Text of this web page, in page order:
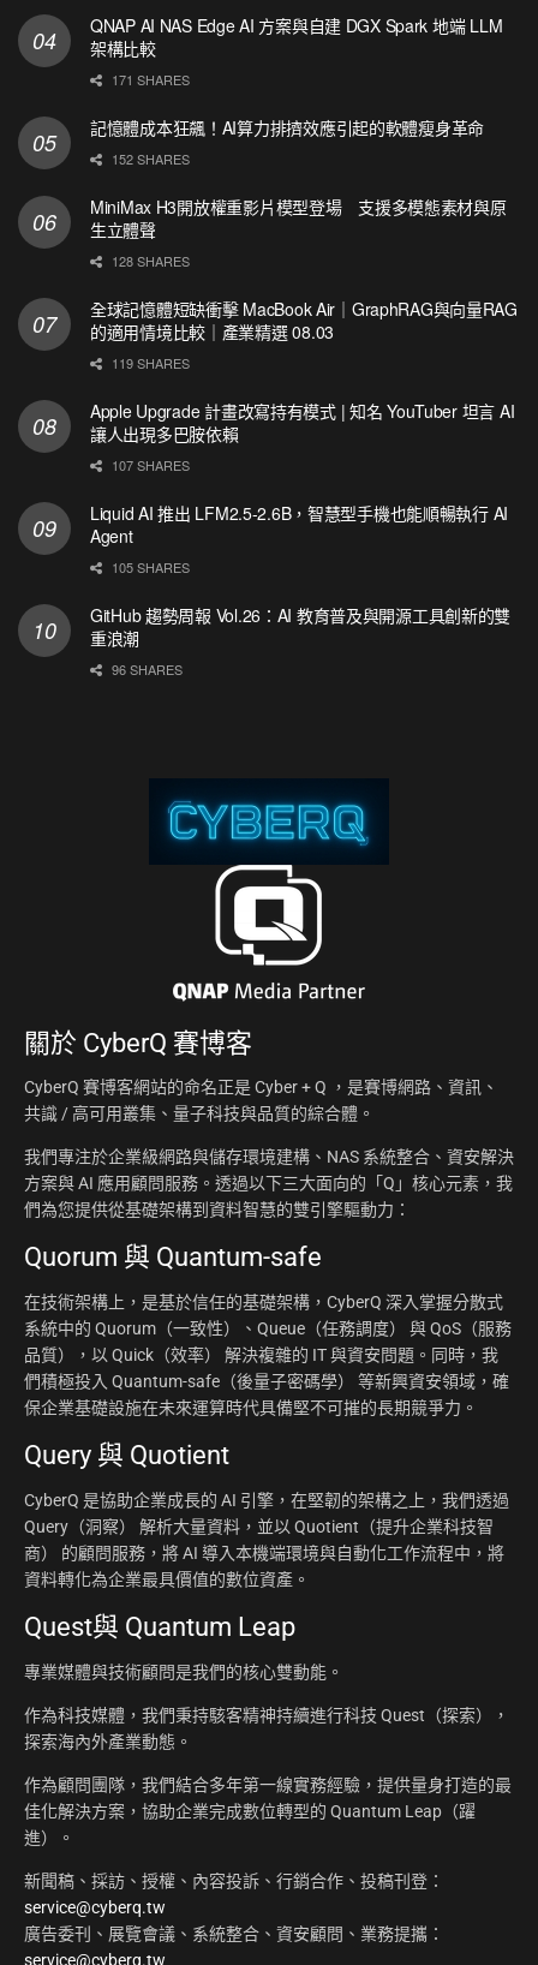
QNAP AI NAS Edge AI 方案與自建 DGX Spark 地端 LLM
架構比較
171 SHARES
記憶體成本狂飆！AI算力排擠效應引起的軟體瘦身革命
152 SHARES
MiniMax H3開放權重影片模型登場 支援多模態素材與原
生立體聲
128 SHARES
全球記憶體短缺衝擊 MacBook Air｜GraphRAG與向量RAG
的適用情境比較｜產業精選 08.03
119 SHARES
Apple Upgrade 計畫改寫持有模式 | 知名 YouTuber 坦言 AI
讓人出現多巴胺依賴
107 SHARES
Liquid AI 推出 LFM2.5-2.6B，智慧型手機也能順暢執行 AI
Agent
105 SHARES
GitHub 趨勢周報 Vol.26：AI 教育普及與開源工具創新的雙
重浪潮
96 SHARES
關於 CyberQ 賽博客
CyberQ 賽博客網站的命名正是 Cyber + Q ，是賽博網路、資訊、
共識 / 高可用叢集、量子科技與品質的綜合體。
我們專注於企業級網路與儲存環境建構、NAS 系統整合、資安解決
方案與 AI 應用顧問服務。透過以下三大面向的「Q」核心元素，我
們為您提供從基礎架構到資料智慧的雙引擎驅動力：
Quorum 與 Quantum-safe
在技術架構上，是基於信任的基礎架構，CyberQ 深入掌握分散式
系統中的 Quorum（一致性）、Queue（任務調度） 與 QoS（服務
品質），以 Quick（效率） 解決複雜的 IT 與資安問題。同時，我
們積極投入 Quantum-safe（後量子密碼學） 等新興資安領域，確
保企業基礎設施在未來運算時代具備堅不可摧的長期競爭力。
Query 與 Quotient
CyberQ 是協助企業成長的 AI 引擎，在堅韌的架構之上，我們透過
Query（洞察） 解析大量資料，並以 Quotient（提升企業科技智
商） 的顧問服務，將 AI 導入本機端環境與自動化工作流程中，將
資料轉化為企業最具價值的數位資產。
Quest與 Quantum Leap
專業媒體與技術顧問是我們的核心雙動能。
作為科技媒體，我們秉持駭客精神持續進行科技 Quest（探索），
探索海內外產業動態。
作為顧問團隊，我們結合多年第一線實務經驗，提供量身打造的最
佳化解決方案，協助企業完成數位轉型的 Quantum Leap（躍
進）。
新聞稿、採訪、授權、內容投訴、行銷合作、投稿刊登：
service@cyberq.tw
廣告委刊、展覽會議、系統整合、資安顧問、業務提攜：
service@cyberq.tw